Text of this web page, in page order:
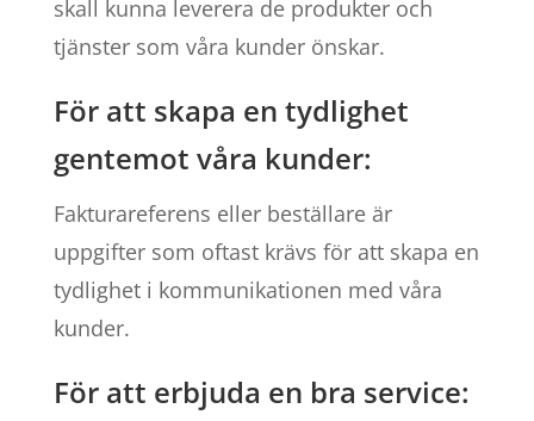
skall kunna leverera de produkter och
tjänster som våra kunder önskar.
För att skapa en tydlighet
gentemot våra kunder:
Fakturareferens eller beställare är
uppgifter som oftast krävs för att skapa en
tydlighet i kommunikationen med våra
kunder.
För att erbjuda en bra service: